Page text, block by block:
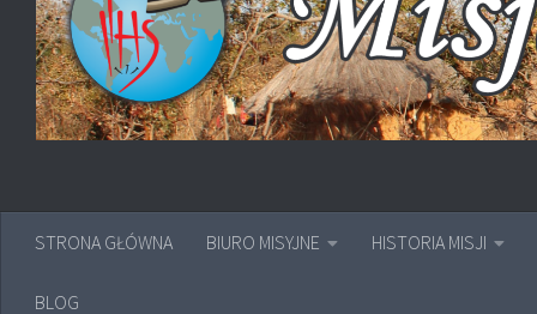
STRONA GŁÓWNA BIURO MISYJNE HISTORIA MISJI
BLOG